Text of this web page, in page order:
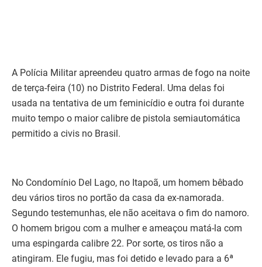
A Polícia Militar apreendeu quatro armas de fogo na noite
de terça-feira (10) no Distrito Federal. Uma delas foi
usada na tentativa de um feminicídio e outra foi durante
muito tempo o maior calibre de pistola semiautomática
permitido a civis no Brasil.
No Condomínio Del Lago, no Itapoã, um homem bêbado
deu vários tiros no portão da casa da ex-namorada.
Segundo testemunhas, ele não aceitava o fim do namoro.
O homem brigou com a mulher e ameaçou matá-la com
uma espingarda calibre 22. Por sorte, os tiros não a
atingiram. Ele fugiu, mas foi detido e levado para a 6ª